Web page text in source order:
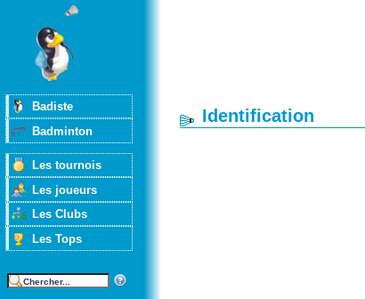
Badiste
Badminton
Les tournois
Les joueurs
Les Clubs
Les Tops
Identification